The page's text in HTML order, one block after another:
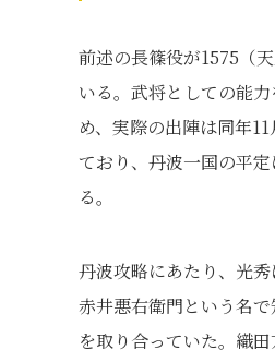
前述の長篠役が1575（
いる。武将としての能
め、実際の出陣は同年
ており、丹波一国の平
る。
丹波攻略にあたり、光
赤井悪右衛門という名
を取り合っていた。織